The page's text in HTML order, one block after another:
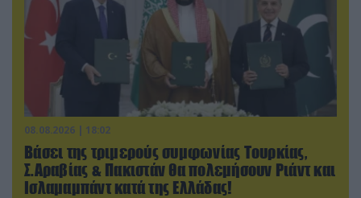
08.08.2026 | 18:02
Βάσει της τριμερούς συμφωνίας Τουρκίας,
Σ.Αραβίας & Πακιστάν θα πολεμήσουν Ριάντ και
Ισλαμαμπάντ κατά της Ελλάδας!